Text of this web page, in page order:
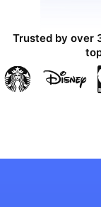
Trusted by over